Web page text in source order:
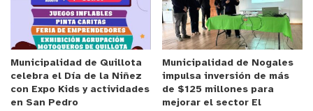
Rossamola, Brownie, Nicoli, Greek, NKN, Her, Brick,
Marina Mía, Parsome y Lalalou. La oferta de
calzado incluye Athar, AS 98, Luau, Alhamas,
Manebi, Castañer y Paula Mekis, mientras que el
área de playa y accesorios cuenta con Robin,
Cante, One one, Store Milo, Malai, LGND, Dryhood,
Municipalidad de Quillota
celebra el Día de la Niñez
con Expo Kids y actividades
en San Pedro
Municipalidad de Nogales
impulsa inversión de más
de $125 millones para
mejorar el sector El